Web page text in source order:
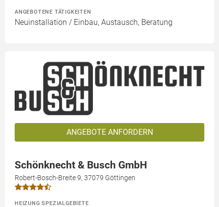
ANGEBOTENE TÄTIGKEITEN
Neuinstallation / Einbau, Austausch, Beratung
ANGEBOTE ANFORDERN
Schönknecht & Busch GmbH
Robert-Bosch-Breite 9, 37079 Göttingen
HEIZUNG SPEZIALGEBIETE